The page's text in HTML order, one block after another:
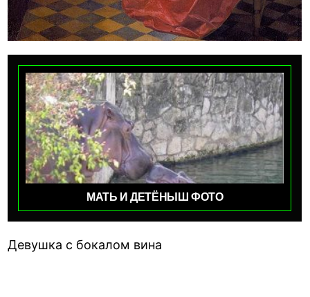
МАТЬ И ДЕТЁНЫШ ФОТО
Девушка с бокалом вина